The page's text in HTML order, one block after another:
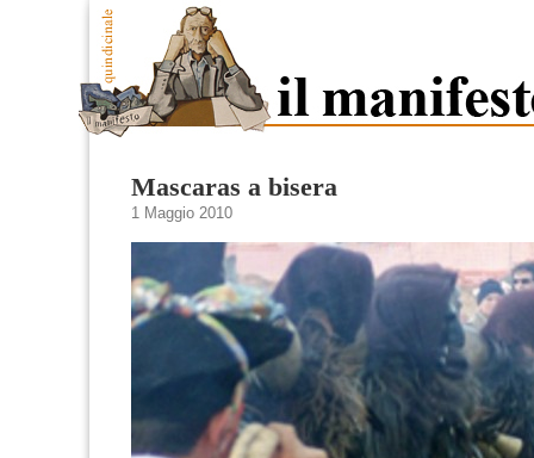
Mascaras a bisera
1 Maggio 2010